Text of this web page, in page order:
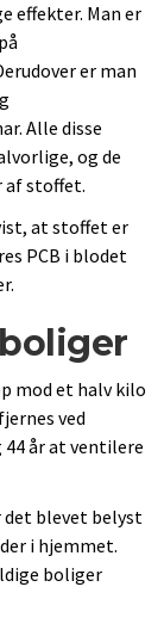
effekter. Man er
er man
Alle disse
og de
af stoffet.
at stoffet er
PCB i blodet
mod et halv kilo
ved
år at ventilere
det blevet belyst
i hjemmet.
boliger